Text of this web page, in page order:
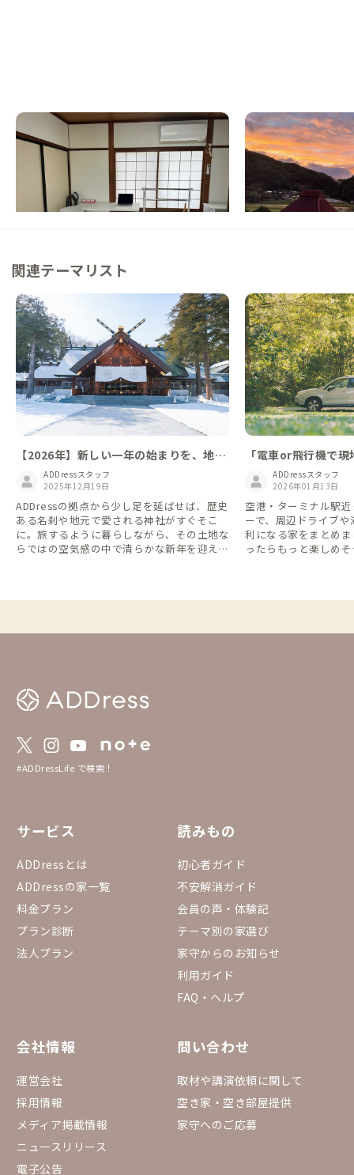
松江B邸
島根県 ゲストハウス
【乃木駅徒歩2分】松江城と宍道湖の景色を
楽しめる家守自身がリノベした家
この家からの距離 35km
庄原A邸
広島県 戸建て
【運が良ければ雲海
る築100年の家
この家からの距離 63km
関連テーマリスト
【2026年】新しい一年の始まりを、地域
の氏神様への挨拶から🎠
ADDressスタッフ
2025年12月19日
ADDressの拠点から少し足を延ばせば、歴史
ある名刹や地元で愛される神社がすぐそこ
に。旅するように暮らしながら、その土地な
らではの空気感の中で清らかな新年を迎えま
「電車or飛行機で
で周遊」が便利！
ンタカー特集🚗
ADDressスタッフ
2026年01月13日
空港・ターミナル駅
ーで、周辺ドライブ
利になる家をまとめ
ったらもっと楽しめ
年4月時点のものにな
#ADDressLife で検索！
サービス
ADDressとは
ADDressの家一覧
料金プラン
プラン診断
法人プラン
読みもの
初心者ガイド
不安解消ガイド
会員の声・体験記
テーマ別の家選び
家守からのお知らせ
利用ガイド
FAQ・ヘルプ
会社情報
運営会社
採用情報
メディア掲載情報
ニュースリリース
電子公告
問い合わせ
取材や講演依頼に関して
空き家・空き部屋提供
家守へのご応募